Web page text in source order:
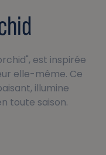
est inspirée
elle-même. Ce
illumine
toute saison.